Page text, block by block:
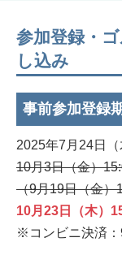
参加登録・
し込み
事前参加登録
2025年7月24日（
10月3日（金）
（9月19日（金）
10月23日（木）
※コンビニ決済